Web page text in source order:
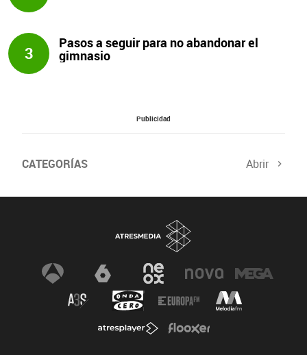
3
Pasos a seguir para no abandonar el
gimnasio
Publicidad
CATEGORÍAS Abrir
Salud sexual El tiempo Viajes y planes
Champions Últimas noticias
Nutrición Gastronomía Recetas de cocina
Trabaja los glúteos Suelo pélvico
Dietas sanas